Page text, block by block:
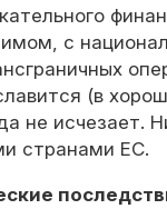
с
(в
не исчезает.
странами ЕС.